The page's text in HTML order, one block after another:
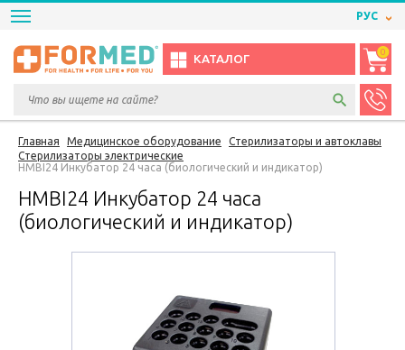
РУС
КАТАЛОГ
0
Главная Медицинское оборудование
Стерилизаторы и автоклавы
Стерилизаторы электрические
HMBI24 Инкубатор 24 часа (биологический и индикатор)
HMBI24 Инкубатор 24 часа
(биологический и индикатор)